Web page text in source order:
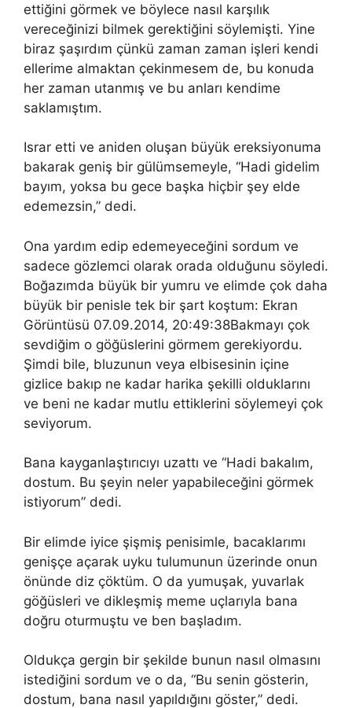
ettiğini görmek ve böylece nasıl karşılık
vereceğinizi bilmek gerektiğini söylemişti. Yine
biraz şaşırdım çünkü zaman zaman işleri kendi
ellerime almaktan çekinmesem de, bu konuda
her zaman utanmış ve bu anları kendime
saklamıştım.
Israr etti ve aniden oluşan büyük ereksiyonuma
bakarak geniş bir gülümsemeyle, “Hadi gidelim
bayım, yoksa bu gece başka hiçbir şey elde
edemezsin,” dedi.
Ona yardım edip edemeyeceğini sordum ve
sadece gözlemci olarak orada olduğunu söyledi.
Boğazımda büyük bir yumru ve elimde çok daha
büyük bir penisle tek bir şart koştum: Ekran
Görüntüsü 07.09.2014, 20:49:38Bakmayı çok
sevdiğim o göğüslerini görmem gerekiyordu.
Şimdi bile, bluzunun veya elbisesinin içine
gizlice bakıp ne kadar harika şekilli olduklarını
ve beni ne kadar mutlu ettiklerini söylemeyi çok
seviyorum.
Bana kayganlaştırıcıyı uzattı ve “Hadi bakalım,
dostum. Bu şeyin neler yapabileceğini görmek
istiyorum” dedi.
Bir elimde iyice şişmiş penisimle, bacaklarımı
genişçe açarak uyku tulumunun üzerinde onun
önünde diz çöktüm. O da yumuşak, yuvarlak
göğüsleri ve dikleşmiş meme uçlarıyla bana
doğru oturmuştu ve ben başladım.
Oldukça gergin bir şekilde bunun nasıl olmasını
istediğini sordum ve o da, “Bu senin gösterin,
dostum, bana nasıl yapıldığını göster,” dedi.